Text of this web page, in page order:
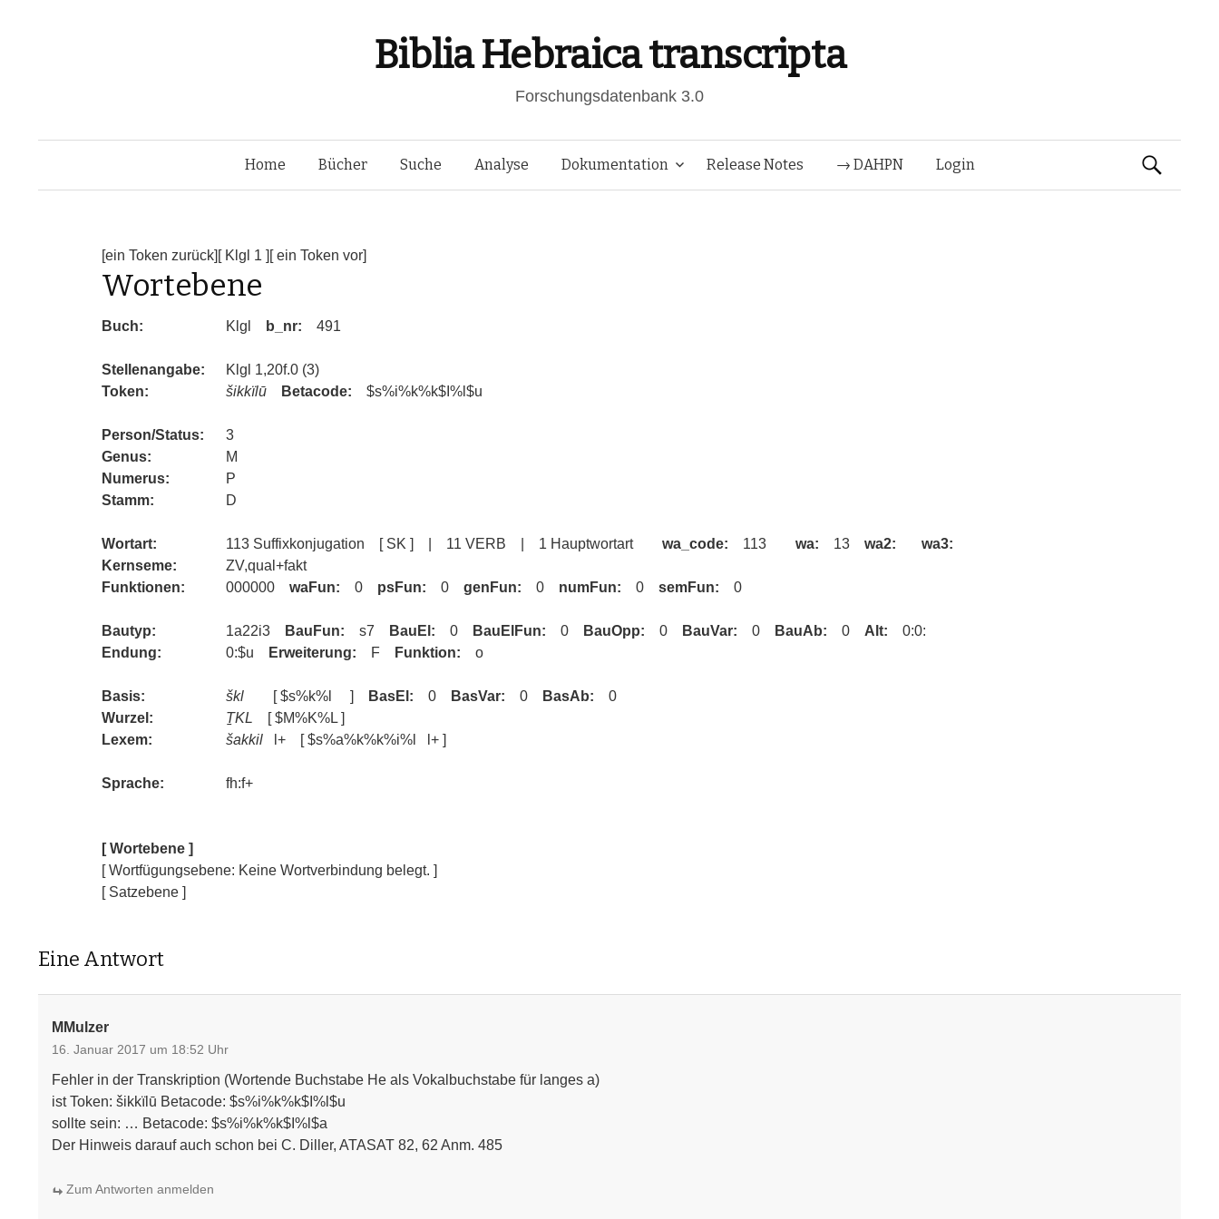
Biblia Hebraica transcripta
Forschungsdatenbank 3.0
Springe
Home Bücher Suche Analyse Dokumentation Release Notes → DAHPN Login Suchen
[ein Token zurück] [ Klgl 1 ] [ ein Token vor]
Wortebene
Buch: Klgl b_nr: 491
Stellenangabe:
Klgl 1,20f.0 (3)
Token:
šikkïlū Betacode: $s%i%k%k$I%l$u
Person/Status:
3
Genus:
M
Numerus:
P
Stamm:
D
Wortart: 113 Suffixkonjugation [ SK ] | 11 VERB | 1 Hauptwortart wa_code: 113 wa: 13 wa2:
wa3:
Kernseme:
ZV,qual+fakt
Funktionen:
000000 waFun: 0 psFun: 0 genFun: 0 numFun: 0 semFun: 0
Bautyp: 1a22i3 BauFun: s7 BauEl: 0 BauElFun: 0 BauOpp: 0 BauVar: 0 BauAb: 0 Alt:
0:0:
Endung:
0:$u Erweiterung: F Funktion: o
Basis: škl [ $s%k%l ] BasEl: 0 BasVar: 0 BasAb:
0
Wurzel:
ṮKL [ $M%K%L ]
Lexem:
šakkil l+ [ $s%a%k%k%i%l l+ ]
Sprache: fh:f+
[ Wortebene ]
[ Wortfügungsebene: Keine Wortverbindung belegt. ]
[ Satzebene ]
Eine Antwort
MMulzer
16. Januar 2017 um 18:52 Uhr
Fehler in der Transkription (Wortende Buchstabe He als Vokalbuchstabe für langes a)
ist Token: šikkïlū Betacode: $s%i%k%k$I%l$u
sollte sein: … Betacode: $s%i%k%k$I%l$a
Der Hinweis darauf auch schon bei C. Diller, ATASAT 82, 62 Anm. 485
Zum Antworten anmelden